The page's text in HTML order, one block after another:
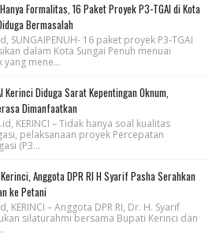
Formalitas, 16 Paket Proyek P3-TGAI di Kota
Bermasalah
SUNGAIPENUH- 16 paket proyek P3-TGAI
dalam Kota Sungai Penuh menuai
yang mene...
Kerinci Diduga Sarat Kepentingan Oknum,
Dimanfaatkan
KERINCI – Tidak hanya soal kualitas
pelaksanaan proyek Percepatan
(P3...
Anggota DPR RI H Syarif Pasha Serahkan
ke Petani
KERINCI – Anggota DPR RI, Dr. H. Syarif
silaturahmi bersama Bupati Kerinci dan